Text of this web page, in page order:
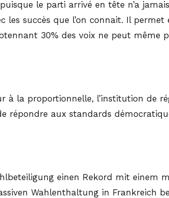
le parti arrivé en tête n’a
les succès que l’on connait. Il
30% des voix ne peut même
la proportionnelle, l’institution de
répondre aux standards
einen Rekord mit einem
Wahlenthaltung in Frankreich